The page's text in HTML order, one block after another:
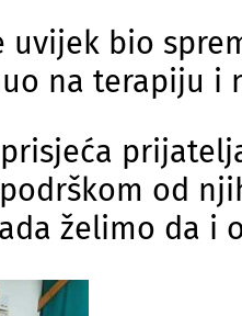
uvijek bio
na terapiju i
od
želimo da i